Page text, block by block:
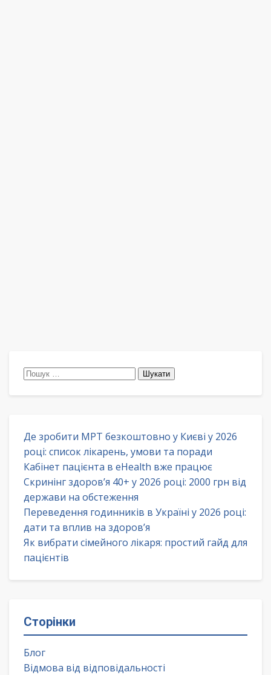
Пошук:
Де зробити МРТ безкоштовно у Києві у 2026
році: список лікарень, умови та поради
Кабінет пацієнта в eHealth вже працює
Скринінг здоров’я 40+ у 2026 році: 2000 грн від
держави на обстеження
Переведення годинників в Україні у 2026 році:
дати та вплив на здоров’я
Як вибрати сімейного лікаря: простий гайд для
пацієнтів
Сторінки
Блог
Відмова від відповідальності